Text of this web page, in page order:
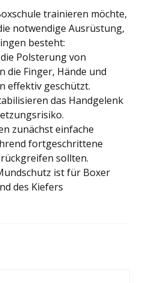
trainieren möchte,
notwendige Ausrüstung,
besteht:
Polsterung von
die Finger, Hände und
effektiv geschützt.
das Handgelenk
zunächst einfache
fortgeschrittene
sollten.
ist für Boxer
des Kiefers